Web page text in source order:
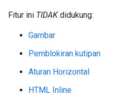
Fitur ini TIDAKdidukung:
Gambar
Pemblokiran kutipan
Aturan Horizontal
HTML Inline